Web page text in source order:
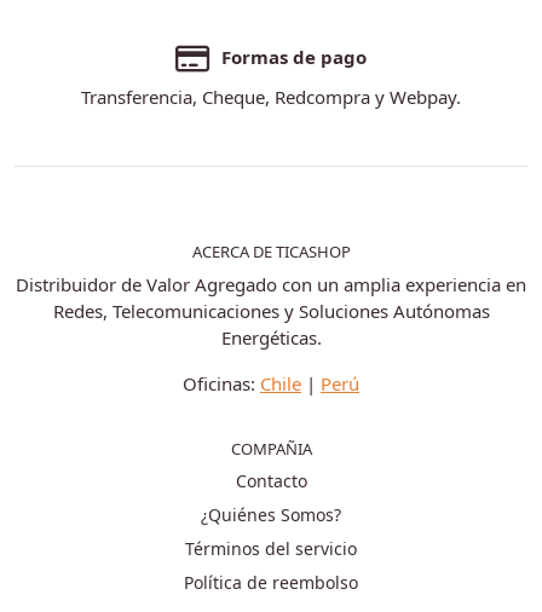
Formas de pago
Transferencia, Cheque, Redcompra y Webpay.
ACERCA DE TICASHOP
Distribuidor de Valor Agregado con un amplia experiencia en
Redes, Telecomunicaciones y Soluciones Autónomas
Energéticas.
Oficinas: Chile | Perú
COMPAÑIA
Contacto
¿Quiénes Somos?
Términos del servicio
Política de reembolso